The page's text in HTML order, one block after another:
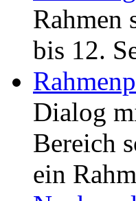
Rahmen
bis 12.
Dialog
Bereich
ein